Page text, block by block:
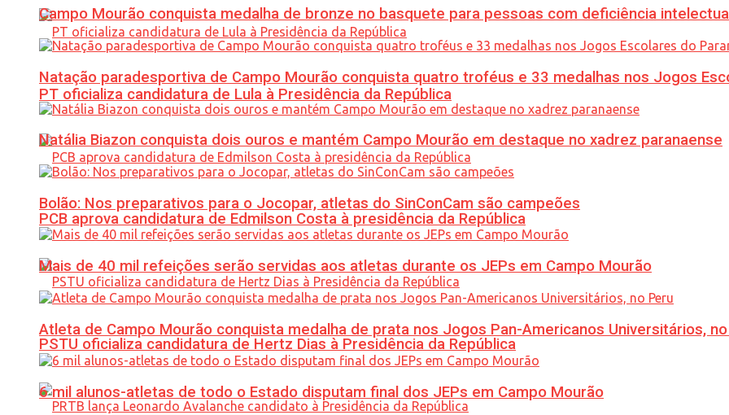
PT oficializa candidatura de Lula à Presidência da República
PCB aprova candidatura de Edmilson Costa à presidência da República
PSTU oficializa candidatura de Hertz Dias à Presidência da República
Campo Mourão conquista medalha de bronze no basquete para pessoas com deficiência
Natação paradesportiva de Campo Mourão conquista quatro troféus e 33 medalhas nos Jogos
Natália Biazon conquista dois ouros e mantém Campo Mourão em destaque no xadrez paranaense
Bolão: Nos preparativos para o Jocopar, atletas do SinConCam são campeões
Mais de 40 mil refeições serão servidas aos atletas durante os JEPs em Campo Mourão
Atleta de Campo Mourão conquista medalha de prata nos Jogos Pan-Americanos Universitários,
6 mil alunos-atletas de todo o Estado disputam final dos JEPs em Campo Mourão